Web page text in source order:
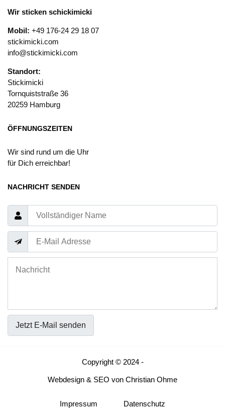
Wir sticken schickimicki
Mobil: +49 176-24 29 18 07
stickimicki.com
info@stickimicki.com
Standort:
Stickimicki
Tornquiststraße 36
20259 Hamburg
ÖFFNUNGSZEITEN
Wir sind rund um die Uhr
für Dich erreichbar!
NACHRICHT SENDEN
Jetzt E-Mail senden
Copyright © 2024 -
Webdesign & SEO von Christian Ohme
Impressum Datenschutz